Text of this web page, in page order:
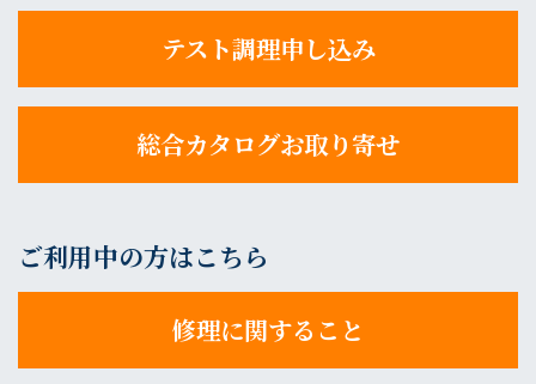
テスト調理申し込み
総合カタログお取り寄せ
ご利用中の方はこちら
修理に関すること